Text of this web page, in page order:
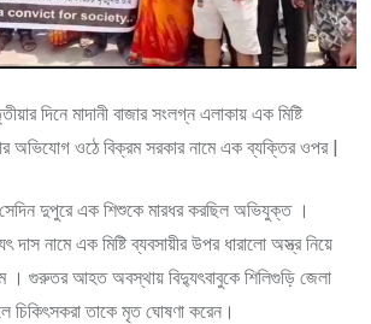
দিনে মাদানী বাজার সংলগ্ন এলাকায় এক মিষ্টি
অভিযোগ ওঠে বিক্রম সরকার নামে এক ব্যক্তির ওপর |
সেদিন দুপুরে এক শিশুকে মারধর করছিল অভিযুক্ত ।
দাস নামে এক মিষ্টি ব্যবসায়ীর উপর ধারালো অস্ত্র নিয়ে
। গুরুতর আহত অবস্থায় বিদ্যুৎবাবুকে শিলিগুড়ি জেলা
চিকিৎসকরা তাকে মৃত ঘোষণা করেন।